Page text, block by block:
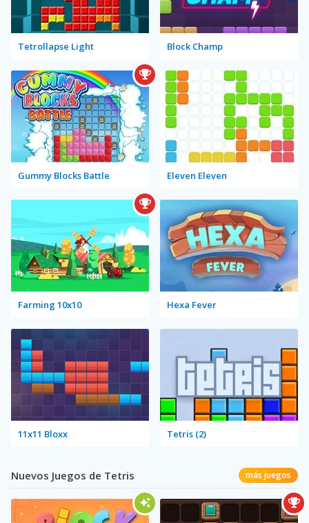
Tetrollapse Light Block Champ
Gummy Blocks Battle Eleven Eleven
Farming 10x10 Hexa Fever
11x11 Bloxx Tetris (2)
Nuevos Juegos de Tetris más juegos